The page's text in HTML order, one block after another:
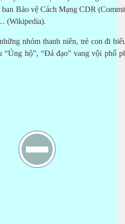
ban Bảo vệCách Mạng CDR
(Wikipedia).
ững nhóm thanh niên, trẻcon đi biể
“Ủng hộ”, “Đả đạo” vang vội phố